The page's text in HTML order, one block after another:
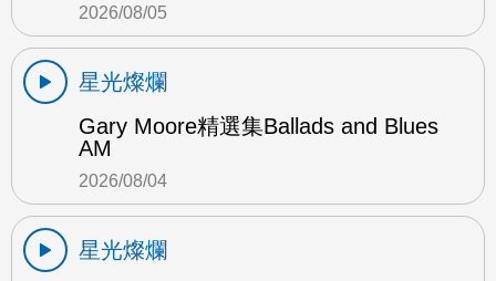
2026/08/05
星光燦爛
Gary Moore精選集Ballads and Blues
AM
2026/08/04
星光燦爛